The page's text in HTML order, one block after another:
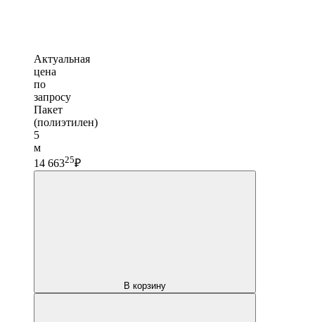
Актуальная
цена
по
запросу
Пакет
(полиэтилен)
5
м
14 66325₽
В корзину